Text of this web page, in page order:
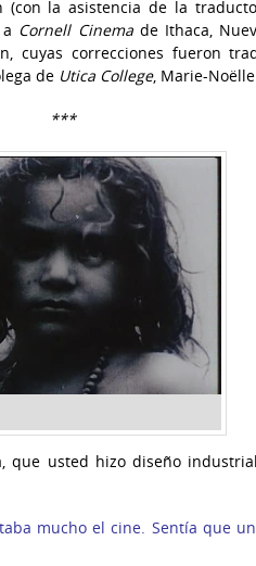
la asistencia de la
Cornell Cinema de Ithaca,
cuyas correcciones fueron
de Utica College, Marie-
***
que usted hizo diseño
mucho el cine. Sentía que